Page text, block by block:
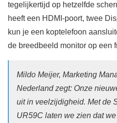
tegelijkertijd op hetzelfde
heeft een HDMI-poort, twee
kun je een koptelefoon
de breedbeeld monitor op een
Mildo Meijer, Marketing
Nederland zegt: Onze
uit in veelzijdigheid. Met de
UR59C laten we zien dat